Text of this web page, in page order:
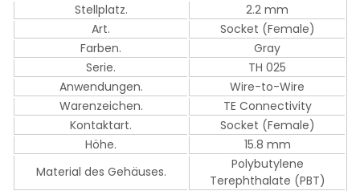
Stellplatz.
2.2 mm
Art.
Socket (Female)
Farben.
Gray
Serie.
TH 025
Anwendungen.
Wire-to-Wire
Warenzeichen.
TE Connectivity
Kontaktart.
Socket (Female)
Höhe.
15.8 mm
Material des Gehäuses.
Polybutylene
Terephthalate (PBT)